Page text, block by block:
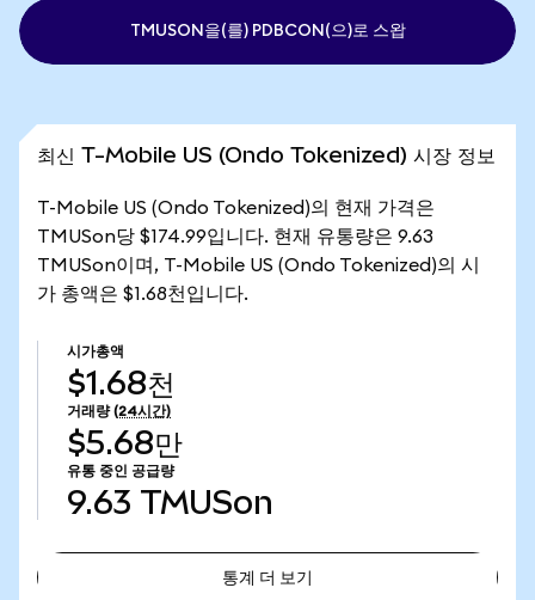
TMUSON을(를) PDBCON(으)로 스왑
최신 T-Mobile US (Ondo Tokenized) 시장 정보
T-Mobile US (Ondo Tokenized)의 현재 가격은
TMUSon당 $174.99입니다. 현재 유통량은 9.63
TMUSon이며, T-Mobile US (Ondo Tokenized)의 시
가 총액은 $1.68천입니다.
시가총액
$1.68천
거래량 (24시간)
$5.68만
유통 중인 공급량
9.63 TMUSon
통계 더 보기